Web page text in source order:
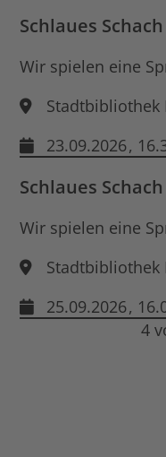
Schlaues Schach
Wir spielen eine
Stadtbibliothek
23.09.2026,
Schlaues Schach
Wir spielen eine
Stadtbibliothek
25.09.2026,
4